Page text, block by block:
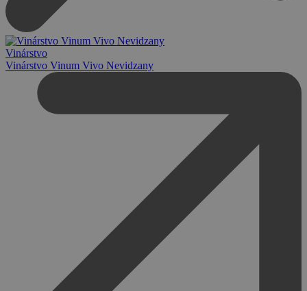
Vinárstvo
Vinárstvo Vinum Vivo Nevidzany